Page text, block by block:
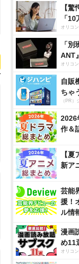
【
「
オリコ
「
ANT
オリコ
自販
ちゃ
（PR）
2026
作＆
【
新ア
芸能
援！
ル情
漫画
め11
オリコ